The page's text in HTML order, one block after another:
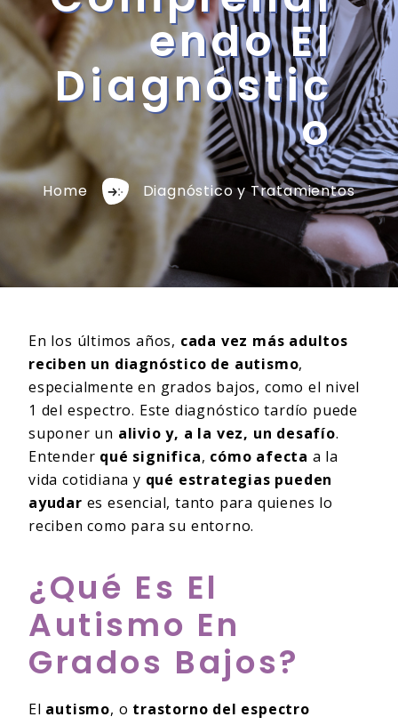
Endo El
Diagnóstic
O
Home Diagnóstico y Tratamientos
En los últimos años, cada vez más adultos
reciben un diagnóstico de autismo,
especialmente en grados bajos, como el nivel
1 del espectro. Este diagnóstico tardío puede
suponer un alivio y, a la vez, un desafío.
Entender qué significa, cómo afecta a la
vida cotidiana y qué estrategias pueden
ayudar es esencial, tanto para quienes lo
reciben como para su entorno.
¿Qué Es El
Autismo En
Grados Bajos?
El autismo, o trastorno del espectro